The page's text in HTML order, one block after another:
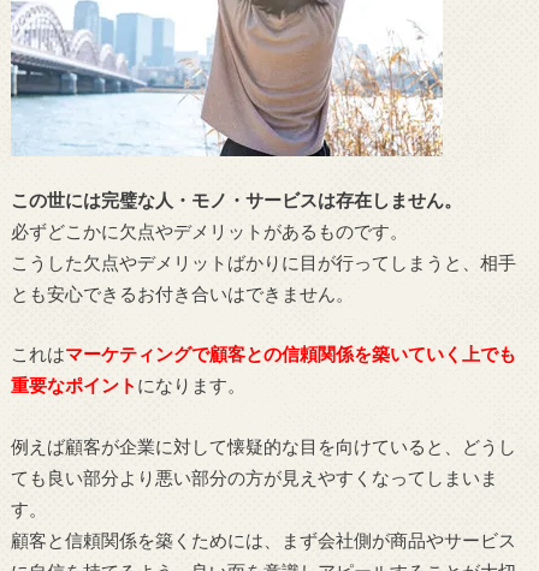
この世には完璧な人・モノ・サービスは存在しません。
必ずどこかに欠点やデメリットがあるものです。
こうした欠点やデメリットばかりに目が行ってしまうと、相手
とも安心できるお付き合いはできません。
これはマーケティングで顧客との信頼関係を築いていく上でも
重要なポイント になります。
例えば顧客が企業に対して懐疑的な目を向けていると、どうし
ても良い部分より悪い部分の方が見えやすくなってしまいま
す。
顧客と信頼関係を築くためには、まず会社側が商品やサービス